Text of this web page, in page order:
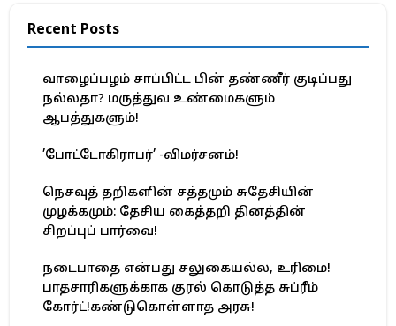
Recent Posts
வாழைப்பழம் சாப்பிட்ட பின் தண்ணீர் குடிப்பது
நல்லதா? மருத்துவ உண்மைகளும்
ஆபத்துகளும்!
’போட்டோகிராபர்’ -விமர்சனம்!
நெசவுத் தறிகளின் சத்தமும் சுதேசியின்
முழக்கமும்: தேசிய கைத்தறி தினத்தின்
சிறப்புப் பார்வை!
நடைபாதை என்பது சலுகையல்ல, உரிமை!
பாதசாரிகளுக்காக குரல் கொடுத்த சுப்ரீம்
கோர்ட்!கண்டுகொள்ளாத அரசு!